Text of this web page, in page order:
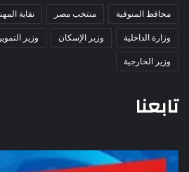
محافظ المنوفية
منتخب مصر نقابة
وزارة الداخلية
وزير الإسكان وزير
وزير الخارجية
تابعنا